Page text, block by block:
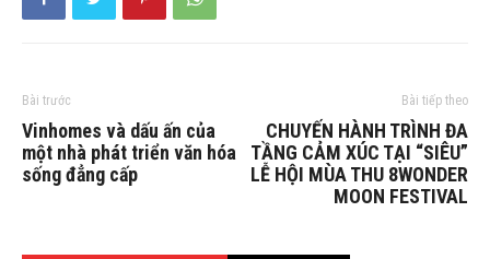
Bài trước
Vinhomes và dấu ấn của
một nhà phát triển văn hóa
sống đẳng cấp
Bài tiếp theo
CHUYẾN HÀNH TRÌNH ĐA
TẦNG CẢM XÚC TẠI “SIÊU”
LỄ HỘI MÙA THU 8WONDER
MOON FESTIVAL